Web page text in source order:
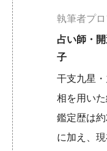
執筆者プ
占い師・
子
干支九星
相を用いた
鑑定歴は
に加え、